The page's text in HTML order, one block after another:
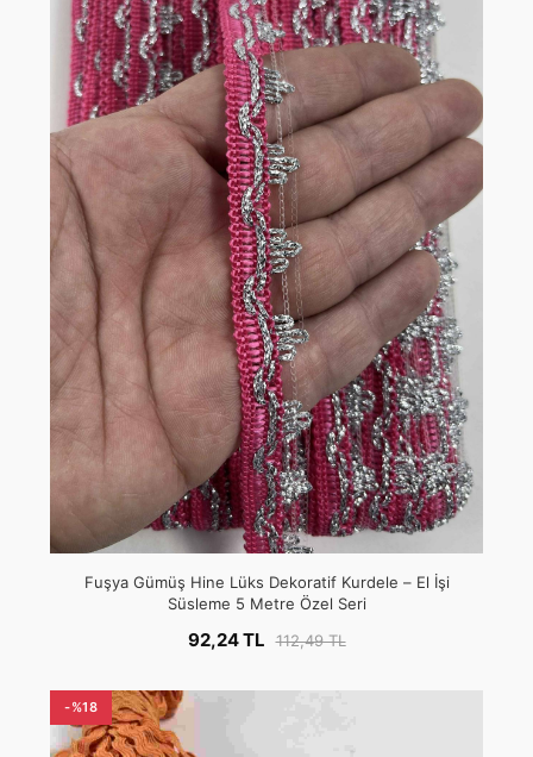
Fuşya Gümüş Hine Lüks Dekoratif Kurdele – El İşi
Süsleme 5 Metre Özel Seri
92,24 TL 112,49 TL
-%18